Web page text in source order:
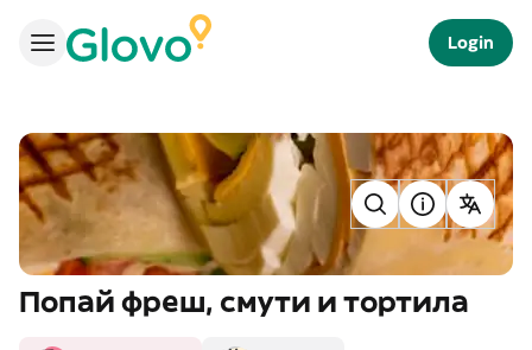
Login
Попай фреш, смути и тортила